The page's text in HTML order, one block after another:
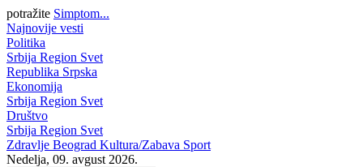
potražite Simptom...
Najnovije vesti
Politika
Srbija Region Svet
Republika Srpska
Ekonomija
Srbija Region Svet
Društvo
Srbija Region Svet
Zdravlje Beograd Kultura/Zabava Sport
Nedelja, 09. avgust 2026.